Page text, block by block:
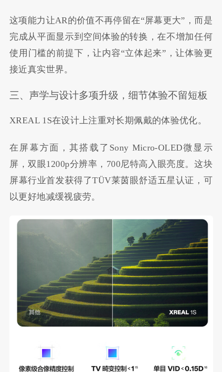
这项能力让AR的价值不再停留在“屏幕更大”，而是
完成从平面显示到空间体验的转换，在不增加任何
使用门槛的前提下，让内容“立体起来”，让体验更
接近真实世界。
三、声学与设计多项升级，细节体验不留短板
XREAL 1S在设计上注重对长期佩戴的体验优化。
在屏幕方面，其搭载了Sony Micro-OLED微显示
屏，双眼1200p分辨率，700尼特高入眼亮度。这块
屏幕行业首发获得了TÜV莱茵眼舒适五星认证，可
以更好地减缓视疲劳。